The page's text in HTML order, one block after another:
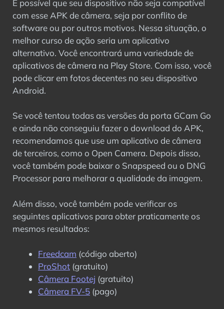
É possível que seu dispositivo não seja compatível
com esse APK de câmera, seja por conflito de
software ou por outros motivos. Nessa situação, o
melhor curso de ação seria um aplicativo
alternativo. Você encontrará uma variedade de
aplicativos de câmera na Play Store. Com isso, você
pode clicar em fotos decentes no seu dispositivo
Android.
Se você tentou todas as versões da porta GCam Go
e ainda não conseguiu fazer o download do APK,
recomendamos que use um aplicativo de câmera
de terceiros, como o Open Camera. Depois disso,
você também pode baixar o Snapspeed ou o DNG
Processor para melhorar a qualidade da imagem.
Além disso, você também pode verificar os
seguintes aplicativos para obter praticamente os
mesmos resultados:
Freedcam (código aberto)
ProShot (gratuito)
Câmera Footej (gratuito)
Câmera FV-5 (pago)